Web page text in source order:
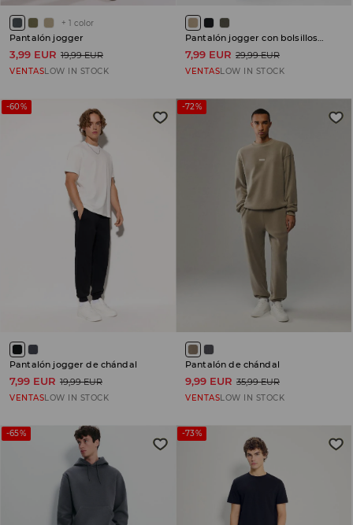
+ 1 color
Pantalón jogger
3,99 EUR 19,99 EUR
VENTASLOW IN STOCK
Pantalón jogger con bolsillos cargo
7,99 EUR 29,99 EUR
VENTASLOW IN STOCK
-60%
Pantalón jogger de chándal
7,99 EUR 19,99 EUR
VENTASLOW IN STOCK
-72%
Pantalón de chándal
9,99 EUR 35,99 EUR
VENTASLOW IN STOCK
-65% -73%